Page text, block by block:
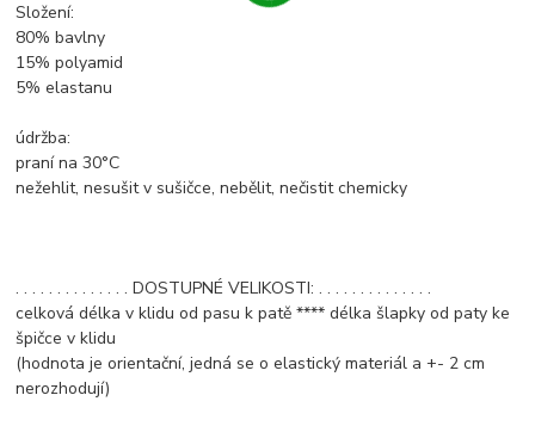
Složení:
80% bavlny
15% polyamid
5% elastanu
údržba:
praní na 30°C
nežehlit, nesušit v sušičce, nebělit, nečistit chemicky
. . . . . . . . . . . . . . DOSTUPNÉ VELIKOSTI: . . . . . . . . . . . . . .
celková délka v klidu od pasu k patě **** délka šlapky od paty ke
špičce v klidu
(hodnota je orientační, jedná se o elastický materiál a +- 2 cm
nerozhodují)